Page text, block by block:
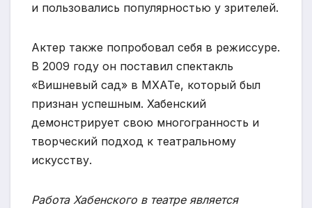
и пользовались популярностью у зрителей.
Актер также попробовал себя в режиссуре.
В 2009 году он поставил спектакль
«Вишневый сад» в МХАТе, который был
признан успешным. Хабенский
демонстрирует свою многогранность и
творческий подход к театральному
искусству.
Работа Хабенского в театре является